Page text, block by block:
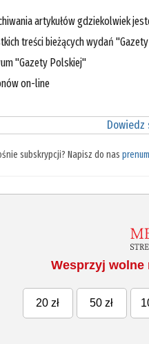
artykułów gdziekolwiek
treści bieżących wydań
"Gazety Polskiej"
on-line
Dowiedz
subskrypcji? Napisz do nas
Wesprzyj wolne
20 zł 50 zł